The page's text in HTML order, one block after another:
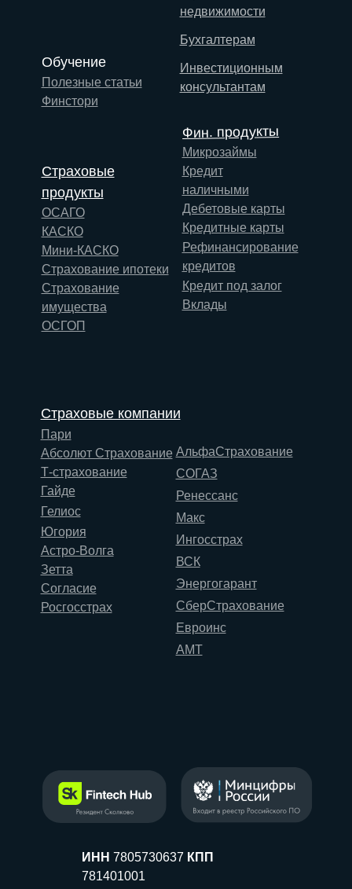
ИНН 7805730637 КПП
781401001
Инвестиционным
консультантам
Бухгалтерам
недвижимости
Обучение
Полезные статьи
Финстори
АльфаСтрахование
СОГАЗ
Ренессанс
Макс
Ингосстрах
ВСК
Энергогарант
СберСтрахование
Евроинс
АМТ
Страховые компании
Пари
Абсолют Страхование
Т-страхование
Гайде
Гелиос
Югория
Астро-Волга
Зетта
Согласие
Росгосстрах
Фин. продукты
Микрозаймы
Кредит
наличными
Дебетовые карты
Кредитные карты
Рефинансирование
кредитов
Кредит под залог
Вклады
Страховые
продукты
ОСАГО
КАСКО
Мини-КАСКО
Страхование ипотеки
Страхование
имущества
ОСГОП